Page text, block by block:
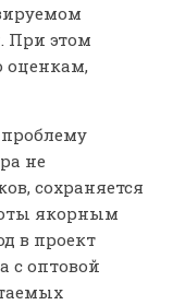
При этом
оценкам,
не
сохраняется
якорным
в проект
с оптовой